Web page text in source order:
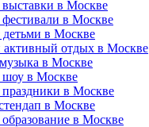
в Москве
в Москве
детьми в Москве
активный отдых в Москве
в Москве
шоу в Москве
в Москве
в Москве
в Москве